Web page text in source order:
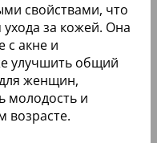
свойствами, что
за кожей. Она
с акне и
улучшить общий
женщин,
молодость и
возрасте.